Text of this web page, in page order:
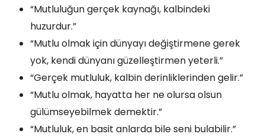
“Mutluluğun gerçek kaynağı, kalbindeki
huzurdur.”
“Mutlu olmak için dünyayı değiştirmene gerek
yok, kendi dünyanı güzelleştirmen yeterli.”
“Gerçek mutluluk, kalbin derinliklerinden gelir.”
“Mutlu olmak, hayatta her ne olursa olsun
gülümseyebilmek demektir.”
“Mutluluk, en basit anlarda bile seni bulabilir.”